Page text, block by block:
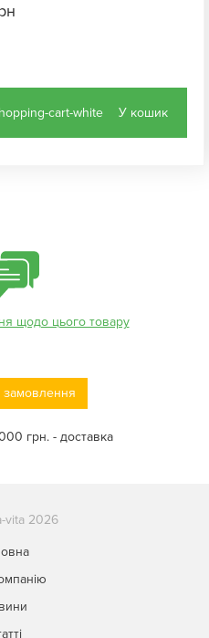
У кошик
щодо цього товару
грн. - доставка
vita 2026